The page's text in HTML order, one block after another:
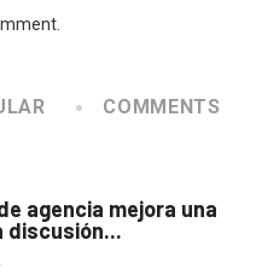
COMMENTS
agencia mejora una
discusión...